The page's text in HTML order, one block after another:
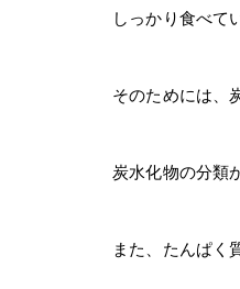
しっかり食べて
そのためには、
炭水化物の分類
また、たんぱく